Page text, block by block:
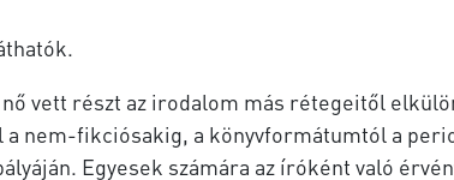
vett részt az irodalom más rétegeitől
nem-fikciósakig, a könyvformátumtól a
Egyesek számára az íróként való